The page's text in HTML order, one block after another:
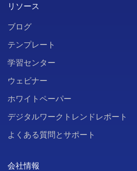
リソース
ブログ
テンプレート
学習センター
ウェビナー
ホワイトペーパー
デジタルワークトレンドレポート
よくある質問とサポート
会社情報